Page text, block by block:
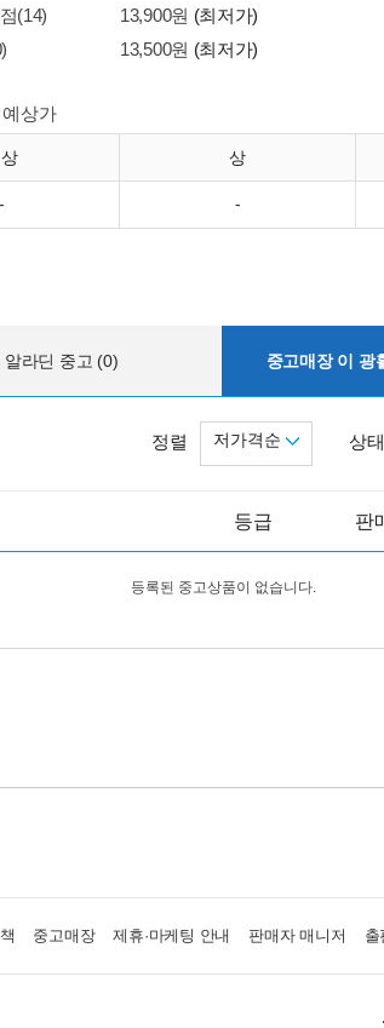
(14)
13,900원 (최저가)
13,500원 (최저가)
상가
상
- -
알라딘 중고 (0) 중고매장 이 광
상
정렬 저가격순
등급 판
등록된 중고상품이 없습니다.
중고매장 제휴·마케팅 안내 판매자 매니저 출